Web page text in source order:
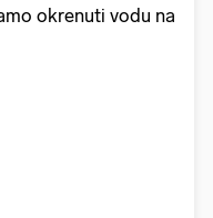
okrenuti vodu na